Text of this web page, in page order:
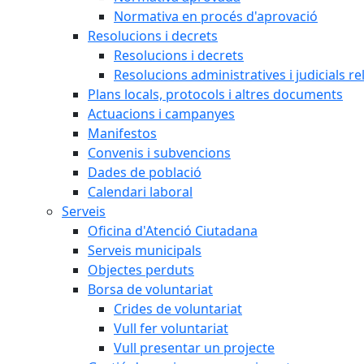
Normativa en procés d'aprovació
Resolucions i decrets
Resolucions i decrets
Resolucions administratives i judicials
Plans locals, protocols i altres documents
Actuacions i campanyes
Manifestos
Convenis i subvencions
Dades de població
Calendari laboral
Serveis
Oficina d'Atenció Ciutadana
Serveis municipals
Objectes perduts
Borsa de voluntariat
Crides de voluntariat
Vull fer voluntariat
Vull presentar un projecte